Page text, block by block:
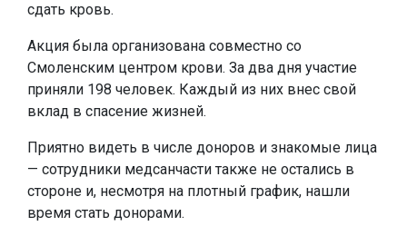
сдать кровь.
Акция была организована совместно со
Смоленским центром крови. За два дня участие
приняли 198 человек. Каждый из них внес свой
вклад в спасение жизней.
Приятно видеть в числе доноров и знакомые лица
— сотрудники медсанчасти также не остались в
стороне и, несмотря на плотный график, нашли
время стать донорами.